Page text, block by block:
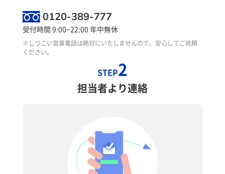
0120-389-777
受付時間 9:00~22:00 年中無休
※しつこい営業電話は絶対にいたしませんので、安心してご依頼
ください。
STEP2
担当者より連絡